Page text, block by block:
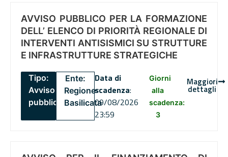
AVVISO PUBBLICO PER LA FORMAZIONE
DELL’ ELENCO DI PRIORITÀ REGIONALE DI
INTERVENTI ANTISISMICI SU STRUTTURE
E INFRASTRUTTURE STRATEGICHE
Tipo:
Avviso
pubblico
Ente:
Regione
Basilicata
Data di
scadenza:
09/08/2026
23:59
Giorni
alla
scadenza:
3
Maggiori
dettagli